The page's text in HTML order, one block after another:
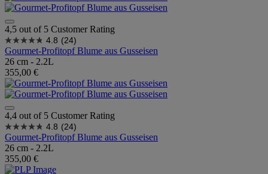
4,5 out of 5 Customer Rating
4.8 (24)
Gourmet-Profitopf Blume aus Gusseisen
26 cm - 2.2L
355,00 €
4,4 out of 5 Customer Rating
4.8 (24)
Gourmet-Profitopf Blume aus Gusseisen
26 cm - 2.2L
355,00 €